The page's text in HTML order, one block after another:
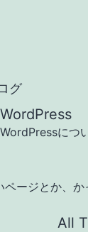
グ
WordPress
WordPressにつ
ージとか、か
All